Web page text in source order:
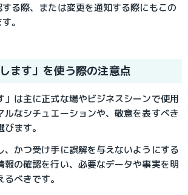
る際、または変更を通知する際にもこの
。
ます」を使う際の注意点
」は主に正式な場やビジネスシーンで使用
ルなシチュエーションや、敬意を表すべき
ます。
、かつ受け手に誤解を与えないようにする
報の確認を行い、必要なデータや事実を明
べきです。